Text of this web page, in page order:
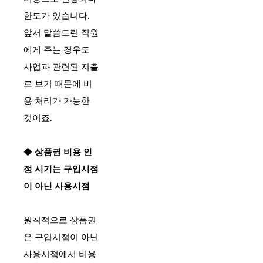
한도가 있습니다.
앞서 말씀드린 직원
에게 주는 경우도
사업과 관련된 지출
로 보기 때문에 비
용 처리가 가능한
것이죠.
◆ 상품권 비용 인
정 시기는 구입시점
이 아닌 사용시점
원칙적으로 상품권
은 구입시점이 아닌
사용시점에서 비용